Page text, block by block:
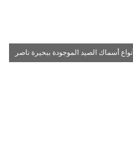
أنواع أسماك الصيد الموجودة ببحيرة ناصر